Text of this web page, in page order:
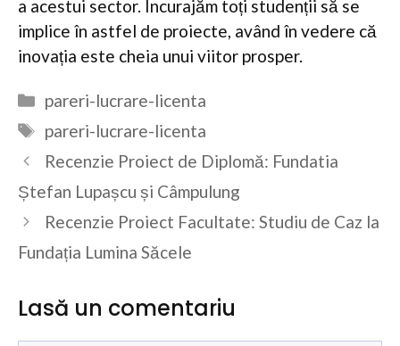
a acestui sector. Încurajăm toți studenții să se
implice în astfel de proiecte, având în vedere că
inovația este cheia unui viitor prosper.
Categorii
pareri-lucrare-licenta
Etichete
pareri-lucrare-licenta
Recenzie Proiect de Diplomă: Fundatia
Ștefan Lupașcu și Câmpulung
Recenzie Proiect Facultate: Studiu de Caz la
Fundația Lumina Săcele
Lasă un comentariu